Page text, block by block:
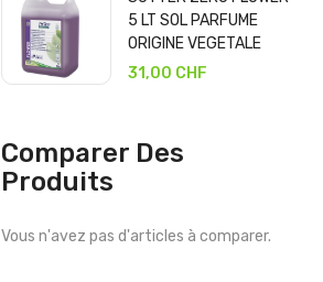
5 LT SOL PARFUME
ORIGINE VEGETALE
31,00 CHF
Comparer Des
Produits
Vous n'avez pas d'articles à comparer.